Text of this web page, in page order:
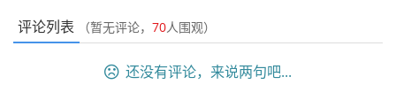
评论列表 （暂无评论， 70人围观）
还没有评论，来说两句吧...